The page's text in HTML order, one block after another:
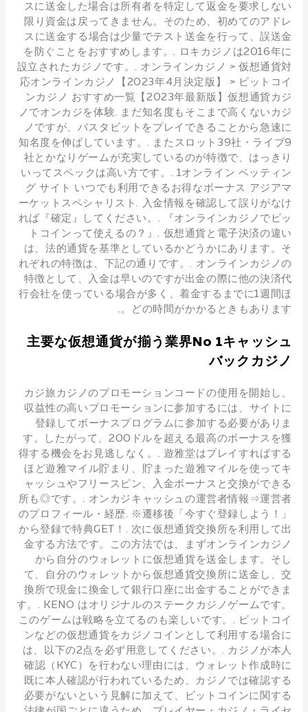
スに送金した場合は所有者を特定して返金を要求しない
限り資金は戻ってきません。そのため、初めてのアドレ
スに送金する場合は少量でテスト送金を行って、誤送金
を防ぐことをおすすめします。. ロキカジノは2016年に
設立されたカジノです。. オンラインカジノ > 仮想通貨対
応オンラインカジノ【2023年4月決定版】 > ビットコイ
ンカジノ おすすめ一覧【2023年最新版】仮想通貨カジ
ノでオンカジを体験. まだ知名度もそこまで高くないカジ
ノですが、バスタビットをプレイできることから急速に
知名度を伸ばしています。. またスロット39社・ライブ9
社とかなりゲームが充実しているのが特徴で、はっきり
いってスペックは高い方です。. 1オンライン ベッティン
グ サイト いつでも利用できるお得なボーナス アジアマ
ーケットスペシャリスト. 入金情報を確認して誤りがなけ
れば『確定』してください。. 『オンラインカジノでビッ
トコインって使えるの？』. 仮想通貨と電子決済の違い
は、法的通貨を基準としているかどうかにあります。そ
れぞれの特徴は、下記の通りです。. オンラインカジノの
特徴として、入金は早いのですが出金の際に他の決済代
行会社を使っている場合が多く、着金するまでに1週間ほ
どの時間がかかるときもあります。.
主要な仮想通貨が揃う業界No 1キャッシュ
バックカジノ
カジ旅カジノのプロモーションコードの使用を開始し、
収益性の高いプロモーションに参加するには、サイトに
登録してボーナスプログラムに参加する必要がありま
す。したがって、200ドルを超える最高のボーナスを獲
得する機会をお見逃しなく。. 遊雅堂はプレイすればする
ほど遊雅マイル貯まり、貯まった遊雅マイルを使ってキ
ャッシュやフリースピン、入金ボーナスと交換ができる
所も◎です。. オンカジキャッシュの運営者情報⇒運営者
のプロフィール・経歴. ※遷移後「今すぐ登録しよう！」
から登録で特典GET！. 次に仮想通貨交換所を利用して出
金する方法です。この方法では、まずオンラインカジノ
から自分のウォレットに仮想通貨を送金します。そし
て、自分のウォレットから仮想通貨交換所に送金し、交
換所で現金に換金して銀行口座に出金することができま
す。. KENO はオリジナルのステークカジノゲームです。
このゲームは戦略を立てるのも楽しいです。. ビットコイ
ンなどの仮想通貨をカジノコインとして利用する場合に
は、以下の2点を必ず用意してください。. カジノが本人
確認（KYC）を行わない理由には、ウォレット作成時に
既に本人確認が行われているため、カジノでは確認する
必要がないという見解に加えて、ビットコインに関する